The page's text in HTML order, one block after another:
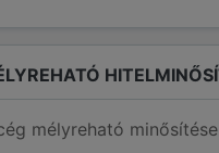
mélyreható